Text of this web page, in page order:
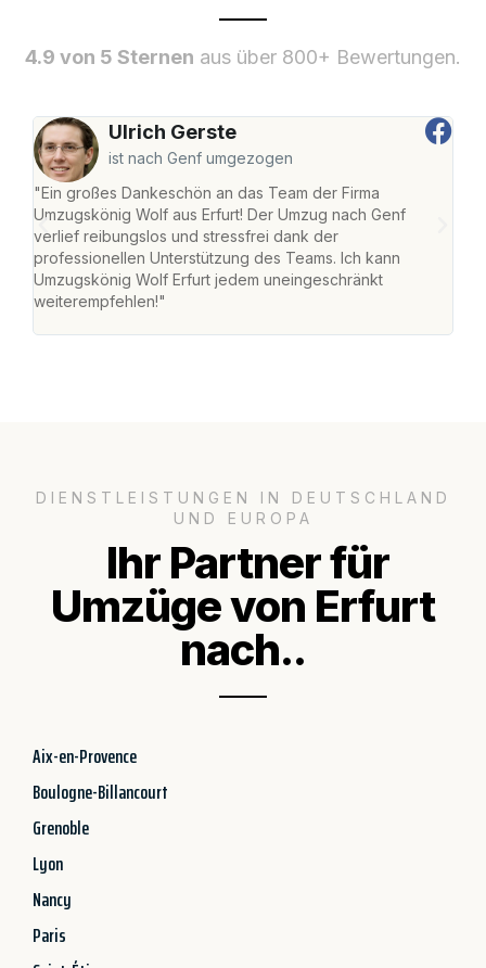
4.9 von 5 Sternen aus über 800+ Bewertungen.
Ulrich Gerste
ist nach Genf umgezogen
"Ein großes Dankeschön an das Team der Firma
Umzugskönig Wolf aus Erfurt! Der Umzug nach Genf
verlief reibungslos und stressfrei dank der
professionellen Unterstützung des Teams. Ich kann
Umzugskönig Wolf Erfurt jedem uneingeschränkt
weiterempfehlen!"
DIENSTLEISTUNGEN IN DEUTSCHLAND
UND EUROPA
Ihr Partner für
Umzüge von Erfurt
nach..
Aix-en-Provence
Boulogne-Billancourt
Grenoble
Lyon
Nancy
Paris